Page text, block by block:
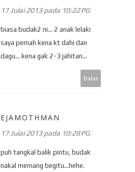
17 Julai 2013 pada 10:22 PG
biasa budak2 ni... 2 anak lelaki
saya pernah kena kt dahi dan
dagu... kena gak 2-3 jahitan...
Balas
EJAMOTHMAN
17 Julai 2013 pada 10:28 PG
puh tangkal balik pintu, budak
nakal memang begitu...hehe.